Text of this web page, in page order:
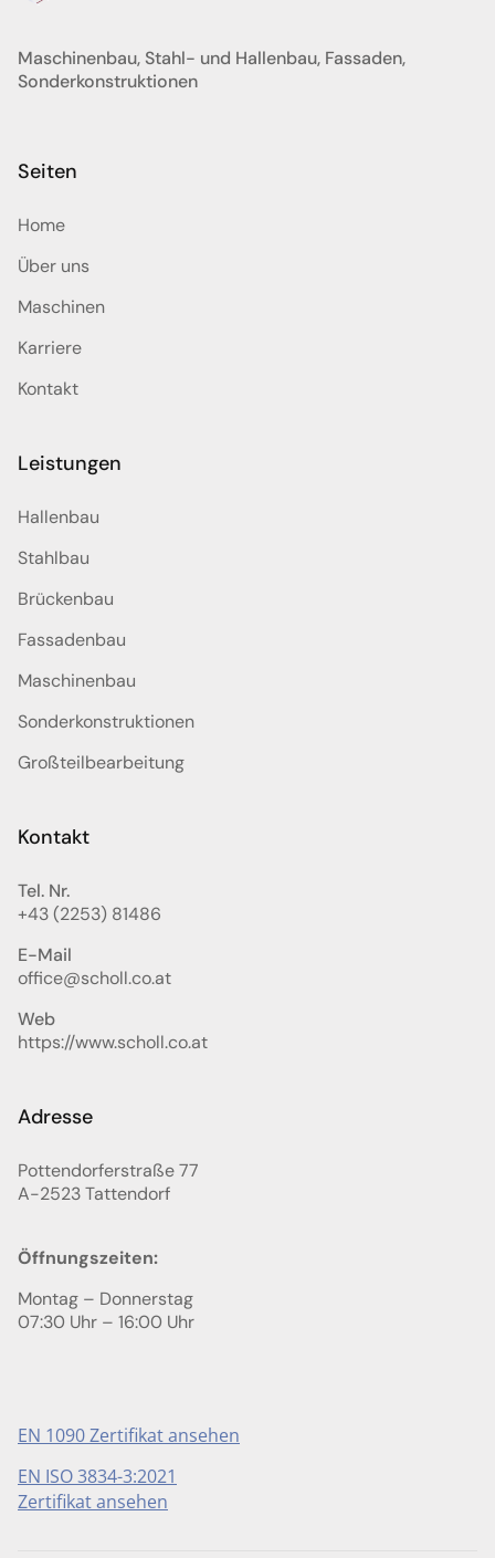
Maschinenbau, Stahl- und Hallenbau, Fassaden,
Sonderkonstruktionen
Seiten
Home
Über uns
Maschinen
Karriere
Kontakt
Leistungen
Hallenbau
Stahlbau
Brückenbau
Fassadenbau
Maschinenbau
Sonderkonstruktionen
Großteilbearbeitung
Kontakt
Tel. Nr.
+43 (2253) 81486
E-Mail
office@scholl.co.at
Web
https://www.scholl.co.at
Adresse
Pottendorferstraße 77
A-2523Tattendorf
Öffnungszeiten:
Montag – Donnerstag
07:30 Uhr – 16:00 Uhr
EN 1090 Zertifikat ansehen
EN ISO 3834-3:2021
Zertifikat ansehen